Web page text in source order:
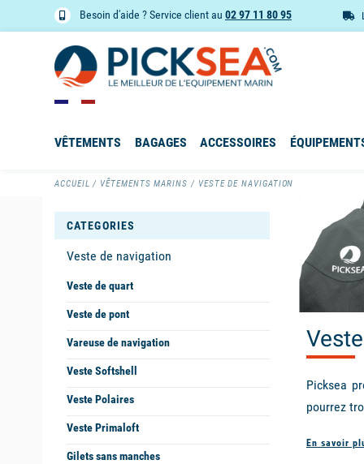
Besoin d'aide ? Service client au 02 97 11 80 95
VÊTEMENTS BAGAGES ACCESSOIRES
ACCUEIL VÊTEMENTS MARINS VESTE DE NAVIGATION
CATEGORIES
Veste de navigation
Veste de quart
Veste de pont
Vareuse de navigation
Veste Softshell
Veste Polaires
Veste Primaloft
Gilets sans manches
Picksea
pourrez
En savoir